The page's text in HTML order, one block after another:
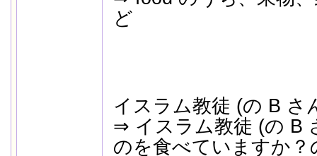
ど
イスラム教徒 (の B さ
⇒ イスラム教徒 (の B
のを食べていますか？